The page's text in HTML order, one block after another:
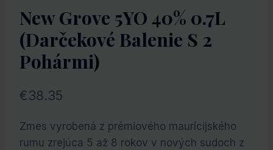
New Grove 5YO 40% 0.7L
(darčekové Balenie S 2
Pohármi)
€38.35
Zmes vyrobená z prémiového maurícijského
rumu zrejúca 5 až 8 rokov v nových sudoch z